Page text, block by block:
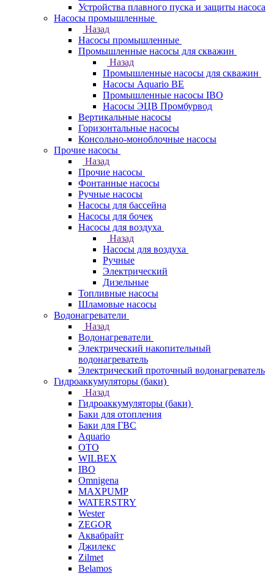
Устройства плавного пуска и защиты насоса
Насосы промышленные
Назад
Насосы промышленные
Промышленные насосы для скважин
Назад
Промышленные насосы для скважин
Насосы Aquario BE
Промышленные насосы IBO
Насосы ЭЦВ Промбурвод
Вертикальные насосы
Горизонтальные насосы
Консольно-моноблочные насосы
Прочие насосы
Назад
Прочие насосы
Фонтанные насосы
Ручные насосы
Насосы для бассейна
Насосы для бочек
Насосы для воздуха
Назад
Насосы для воздуха
Ручные
Электрический
Дизельные
Топливные насосы
Шламовые насосы
Водонагреватели
Назад
Водонагреватели
Электрический накопительный
водонагреватель
Электрический проточный водонагреватель
Гидроаккумуляторы (баки)
Назад
Гидроаккумуляторы (баки)
Баки для отопления
Баки для ГВС
Aquario
OTO
WILBEX
IBO
Omnigena
MAXPUMP
WATERSTRY
Wester
ZEGOR
Аквабрайт
Джилекс
Zilmet
Belamos